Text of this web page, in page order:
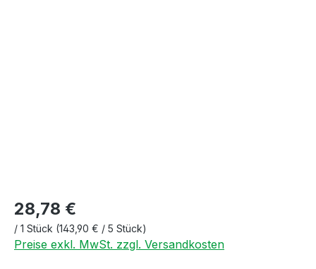
28,78 €
/ 1 Stück (143,90 € / 5 Stück)
Preise exkl. MwSt. zzgl. Versandkosten